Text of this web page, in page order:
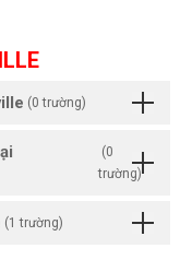
(0 trường)
(0
trường)
(1 trường)